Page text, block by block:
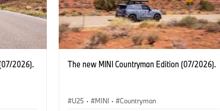
2026). The new MINI Countryman Edition (07/2026).
U25 · MINI · Countryman